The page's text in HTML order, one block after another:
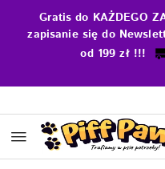
Przejdź do treści
Przejdź do
Przejdź do moje
Przejdź do menu
Przejdź do opisu
Przejdź do stopki
Gratis do KAŻDEGO
zapisanie się do
od 199 zł !!!